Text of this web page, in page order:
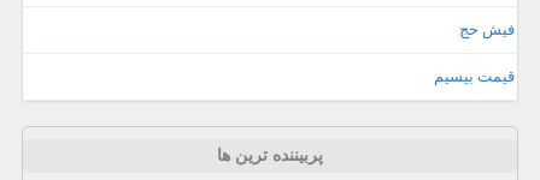
فیش حج
قیمت بیسیم
پربیننده ترین ها